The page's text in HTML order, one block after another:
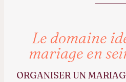
Le domaine
mariage en
ORGANISER UN